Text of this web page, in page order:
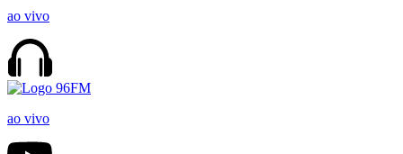
ao vivo
ao vivo